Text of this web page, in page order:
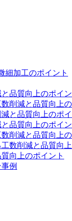
細加工のポイント
品質向上のポイン
削減と品質向上
と品質向上のポイ
品質向上のポイン
削減と品質向上の
数削減と品質向
向上のポイント
例